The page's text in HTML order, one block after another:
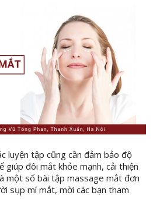
luyện tập cũng cần đảm bảo độ
giúp đôi mắt khỏe mạnh, cải thiện
một số bài tập massage mắt đơn
sụp mí mắt, mời các bạn tham